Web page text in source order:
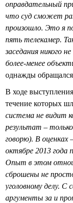
оправдательный
что суд сможет
произошло. Это я
пять телекамер.
заседания никого
более-менее
однажды
В ходе
течение которых
система не видит
результат –
говорю). В оценках
октябре 2013 года
Опыт в этом
сброшены не
уголовному делу. С
аргументы за и